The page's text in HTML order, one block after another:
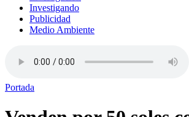
Investigando
Publicidad
Medio Ambiente
Portada